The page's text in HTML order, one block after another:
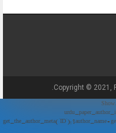
Copyright © 2021,
//
get_the_author_meta('ID'); $author_name =